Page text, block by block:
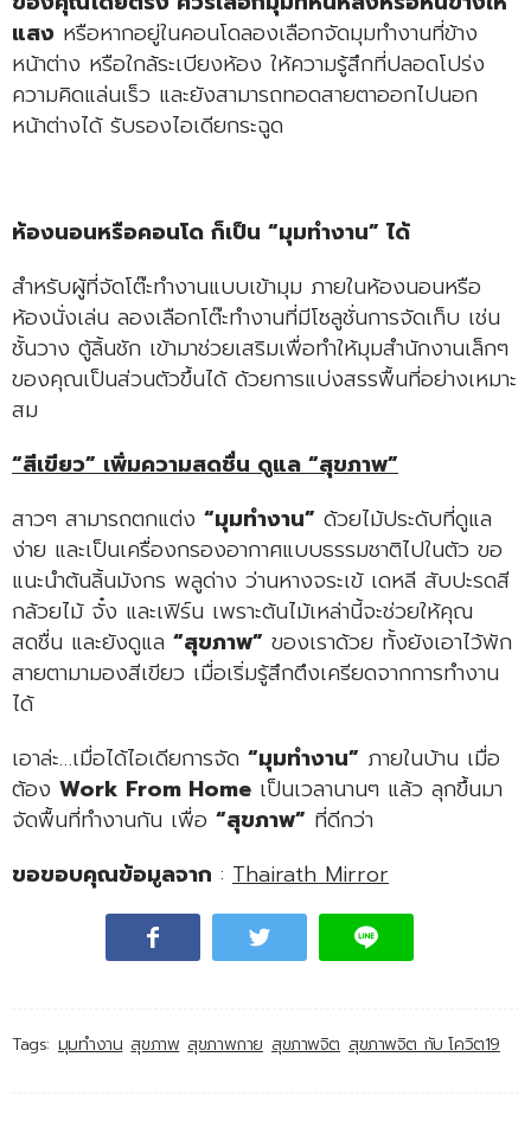
แสง หรือหากอยู่ในคอนโดลองเลือกจัดมุมทำงานที่ข้าง
หน้าต่าง หรือใกล้ระเบียงห้อง ให้ความรู้สึกที่ปลอดโปร่ง
ความคิดแล่นเร็ว และยังสามารถทอดสายตาออกไปนอก
หน้าต่างได้ รับรองไอเดียกระฉูด
ห้องนอนหรือคอนโด ก็เป็น “มุมทำงาน” ได้
สำหรับผู้ที่จัดโต๊ะทำงานแบบเข้ามุม ภายในห้องนอนหรือ
ห้องนั่งเล่น ลองเลือกโต๊ะทำงานที่มีโซลูชั่นการจัดเก็บ เช่น
ชั้นวาง ตู้ลิ้นชัก เข้ามาช่วยเสริมเพื่อทำให้มุมสำนักงานเล็กๆ
ของคุณเป็นส่วนตัวขึ้นได้ ด้วยการแบ่งสรรพื้นที่อย่างเหมาะ
สม
“สีเขียว” เพิ่มความสดชื่น ดูแล “สุขภาพ”
สาวๆ สามารถตกแต่ง “มุมทำงาน” ด้วยไม้ประดับที่ดูแล
ง่าย และเป็นเครื่องกรองอากาศแบบธรรมชาติไปในตัว ขอ
แนะนำต้นลิ้นมังกร พลูด่าง ว่านหางจระเข้ เดหลี สับปะรดสี
กล้วยไม้ จั๋ง และเฟิร์น เพราะต้นไม้เหล่านี้จะช่วยให้คุณ
สดชื่น และยังดูแล “สุขภาพ” ของเราด้วย ทั้งยังเอาไว้พัก
สายตามามองสีเขียว เมื่อเริ่มรู้สึกตึงเครียดจากการทำงาน
ได้
เอาล่ะ…เมื่อได้ไอเดียการจัด “มุมทำงาน” ภายในบ้าน เมื่อ
ต้อง Work From Home เป็นเวลานานๆ แล้ว ลุกขึ้นมา
จัดพื้นที่ทำงานกัน เพื่อ “สุขภาพ” ที่ดีกว่า
ขอขอบคุณข้อมูลจาก : Thairath Mirror
Tags: มุมทำงาน สุขภาพ สุขภาพกาย สุขภาพจิต สุขภาพจิต กับ โควิต19